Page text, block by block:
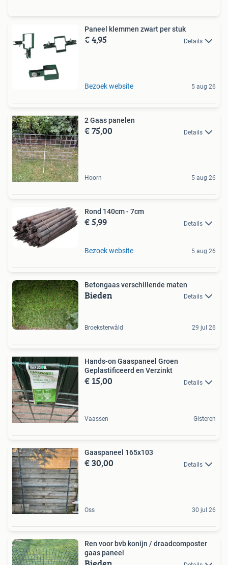
Paneel klemmen zwart per stuk
€ 4,95 Details
Bezoek website 5 aug 26
2 Gaas panelen
€ 75,00 Details
Hoorn 5 aug 26
Rond 140cm - 7cm
€ 5,99 Details
Bezoek website 5 aug 26
Betongaas verschillende maten
Bieden Details
Broeksterwâld 29 jul 26
Hands-on Gaaspaneel Groen
Geplastificeerd en Verzinkt
€ 15,00 Details
Vaassen Gisteren
Gaaspaneel 165x103
€ 30,00 Details
Oss 30 jul 26
Ren voor bvb konijn / draadcomposter
gaas paneel